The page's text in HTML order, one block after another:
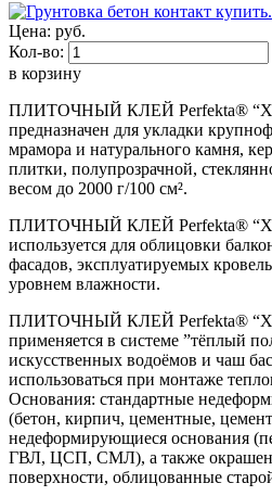
Цена: руб.
Кол-во:
в корзину
ПЛИТОЧНЫЙ КЛЕЙ Perfekta®
предназначен для укладки
мрамора и натурального камня,
плитки, полупрозрачной,
весом до 2000 г/100 см².
ПЛИТОЧНЫЙ КЛЕЙ Perfekta®
используется для облицовки
фасадов, эксплуатируемых
уровнем влажности.
ПЛИТОЧНЫЙ КЛЕЙ Perfekta®
применяется в системе ”тёплый
искусственных водоёмов и чаш
использоваться при монтаже
Основания: стандартные
(бетон, кирпич, цементные,
недеформирующиеся основания
ГВЛ, ЦСП, СМЛ), а также
поверхности, облицованные